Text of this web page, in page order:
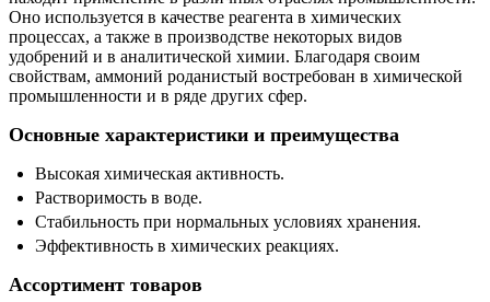
Оно используется в качестве реагента в химических
процессах, а также в производстве некоторых видов
удобрений и в аналитической химии. Благодаря своим
свойствам, аммоний роданистый востребован в химической
промышленности и в ряде других сфер.
Основные характеристики и преимущества
Высокая химическая активность.
Растворимость в воде.
Стабильность при нормальных условиях хранения.
Эффективность в химических реакциях.
Ассортимент товаров